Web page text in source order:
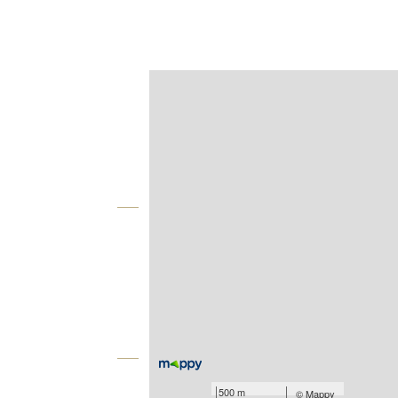
500 m ©Mappy
Équipements